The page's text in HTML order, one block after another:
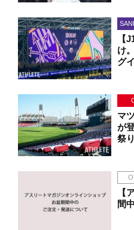
【
け
グ
マ
が
祭
【
間